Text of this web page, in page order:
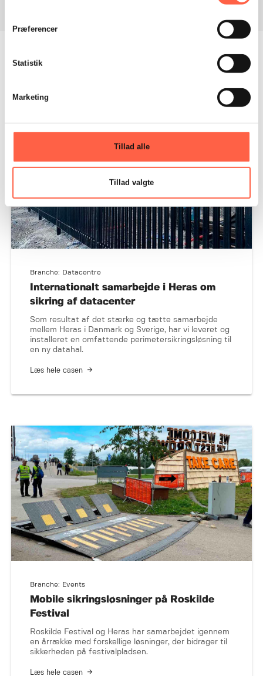
Præferencer
Statistik
Marketing
Tillad alle
Tillad valgte
Branche: Datacentre
Internationalt samarbejde i Heras om
sikring af datacenter
Som resultat af det stærke og tætte samarbejde
mellem Heras i Danmark og Sverige, har vi leveret og
installeret en omfattende perimetersikringsløsning til
en ny datahal.
Læs hele casen
Branche: Events
Mobile sikringsløsninger på Roskilde
Festival
Roskilde Festival og Heras har samarbejdet igennem
en årrække med forskellige løsninger, der bidrager til
sikkerheden på festivalpladsen.
Læs hele casen